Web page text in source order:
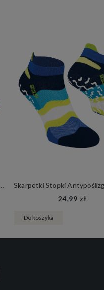
C1 Damskie Męskie Joga Siłownia Fitness
24,99 zł
Do koszyka